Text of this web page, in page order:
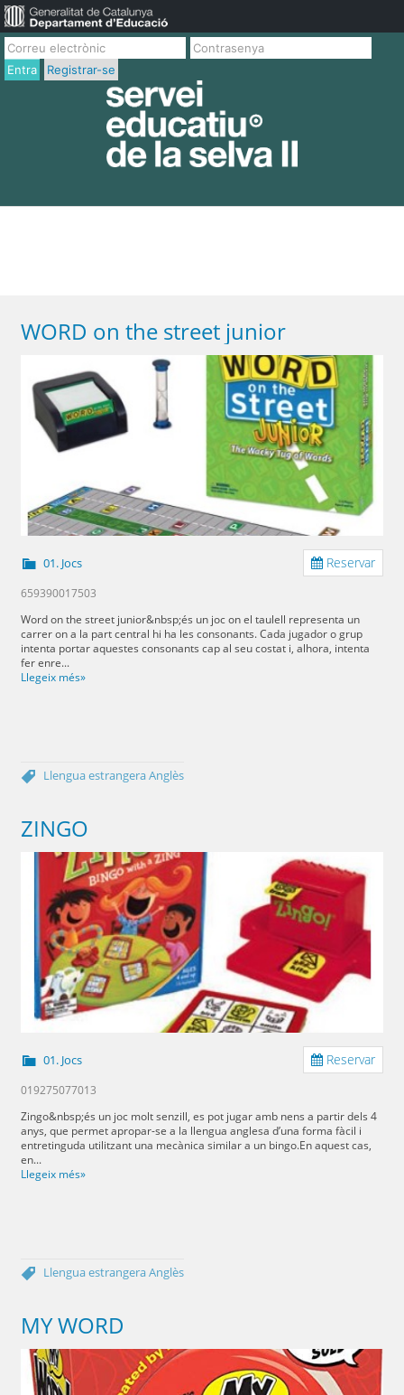
Entra Registrar-se
WORD on the street junior
Reservar
01. Jocs
659390017503
Word on the street junior&nbsp;és un joc on el taulell representa un
carrer on a la part central hi ha les consonants. Cada jugador o grup
intenta portar aquestes consonants cap al seu costat i, alhora, intenta
fer enre...
Llegeix més»
Llengua estrangeraAnglès
ZINGO
Reservar
01. Jocs
019275077013
Zingo&nbsp;és un joc molt senzill, es pot jugar amb nens a partir dels 4
anys, que permet apropar-se a la llengua anglesa d’una forma fàcil i
entretinguda utilitzant una mecànica similar a un bingo.En aquest cas,
en...
Llegeix més»
Llengua estrangeraAnglès
MY WORD